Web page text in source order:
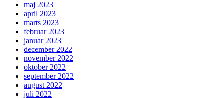
maj 2023
april 2023
marts 2023
februar 2023
januar 2023
december 2022
november 2022
oktober 2022
september 2022
august 2022
juli 2022